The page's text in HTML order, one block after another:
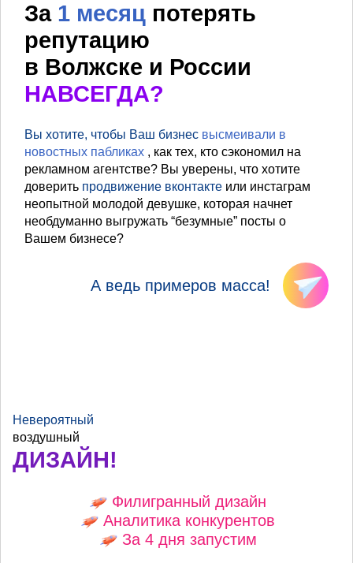
За 1 месяц потерять
репутацию
в Волжске и России
НАВСЕГДА?
Вы хотите, чтобы Ваш бизнес высмеивали в
новостных пабликах , как тех, кто сэкономил на
рекламном агентстве? Вы уверены, что хотите
доверить продвижение вконтакте или инстаграм
неопытной молодой девушке, которая начнет
необдуманно выгружать “безумные” посты о
Вашем бизнесе?
А ведь примеров масса!
Невероятный
воздушный
ДИЗАЙН!
Филигранный дизайн
Аналитика конкурентов
За 4 дня запустим